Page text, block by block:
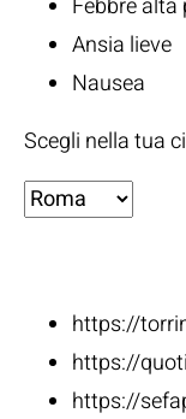
Febbre
Ansia lieve
Nausea
Scegli nella tua
https://
https://
https://